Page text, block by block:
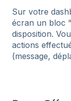
Sur votre
écran un bloc "
disposition.
actions
(message,